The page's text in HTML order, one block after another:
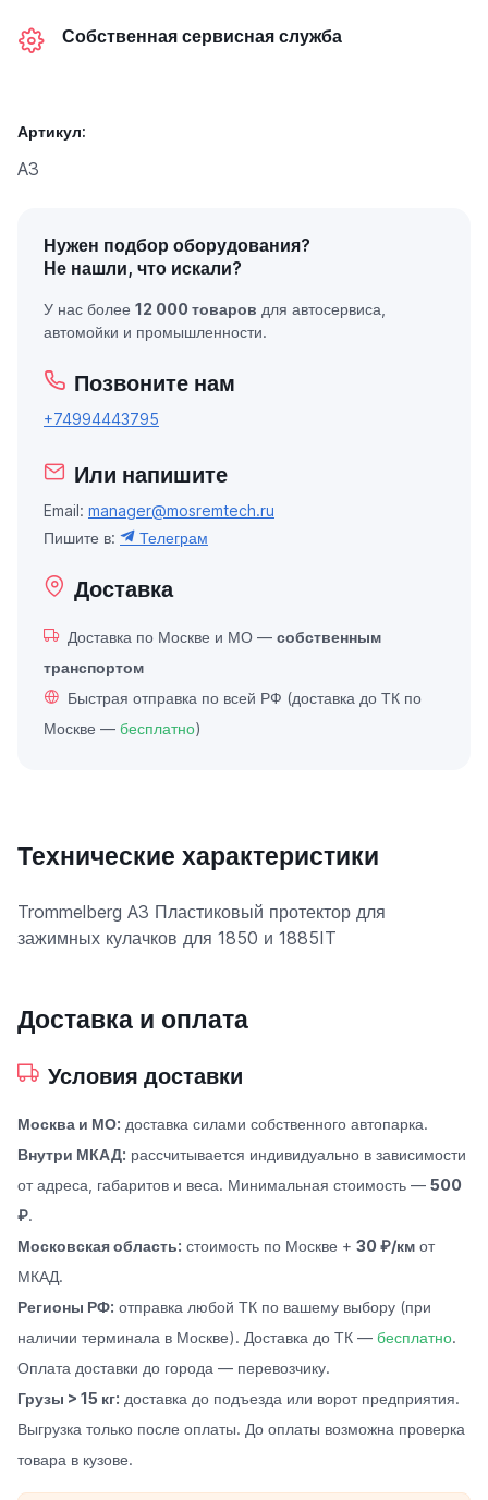
Собственная сервисная служба
Артикул:
A3
Нужен подбор оборудования?
Не нашли, что искали?
У нас более 12 000 товаров для автосервиса,
автомойки и промышленности.
Позвоните нам
+74994443795
Или напишите
Email: manager@mosremtech.ru
Пишите в:
Телеграм
Доставка
Доставка по Москве и МО — собственным
транспортом
Быстрая отправка по всей РФ (доставка до ТК по
Москве — бесплатно)
Технические характеристики
Trommelberg A3 Пластиковый протектор для
зажимных кулачков для 1850 и 1885IT
Доставка и оплата
Условия доставки
Москва и МО: доставка силами собственного автопарка.
Внутри МКАД: рассчитывается индивидуально в зависимости
от адреса, габаритов и веса. Минимальная стоимость — 500
₽.
Московская область: стоимость по Москве + 30 ₽/км от
МКАД.
Регионы РФ: отправка любой ТК по вашему выбору (при
наличии терминала в Москве). Доставка до ТК — бесплатно.
Оплата доставки до города — перевозчику.
Грузы > 15 кг: доставка до подъезда или ворот предприятия.
Выгрузка только после оплаты. До оплаты возможна проверка
товара в кузове.